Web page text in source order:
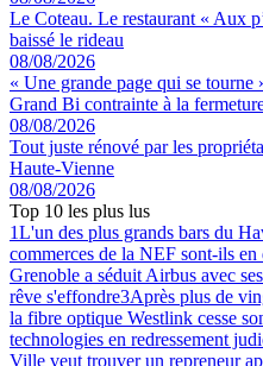
Le Coteau. Le restaurant « Aux
baissé le rideau
08/08/2026
« Une grande page qui se tourne
Grand Bi contrainte à la
08/08/2026
Tout juste rénové par les
Haute-Vienne
08/08/2026
Top 10 les plus lus
1L'un des plus grands bars du
commerces de la NEF sont-ils en
Grenoble a séduit Airbus avec
rêve s'effondre3Après plus de
la fibre optique Westlink cesse
technologies en redressement
Ville veut trouver un repreneur